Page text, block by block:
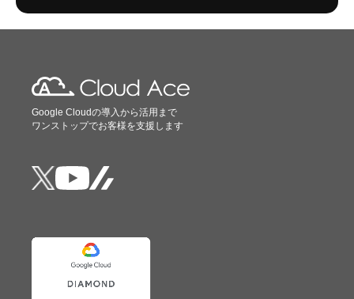
Google Cloudの導入から活用まで
ワンストップでお客様を支援します